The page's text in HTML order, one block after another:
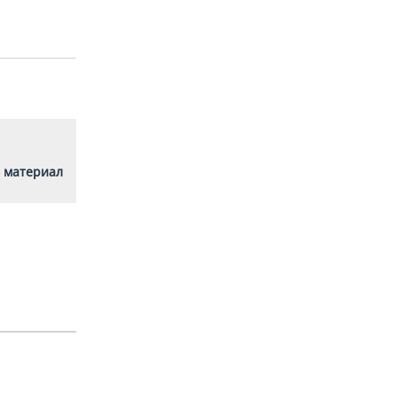
материал